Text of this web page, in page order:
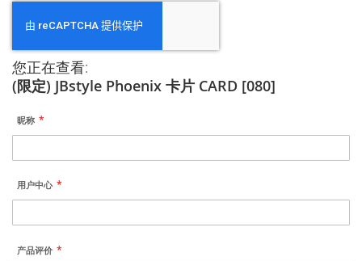
您正在查看:
(限定) JBstyle Phoenix 卡片 CARD [080]
昵称
用户中心
产品评价